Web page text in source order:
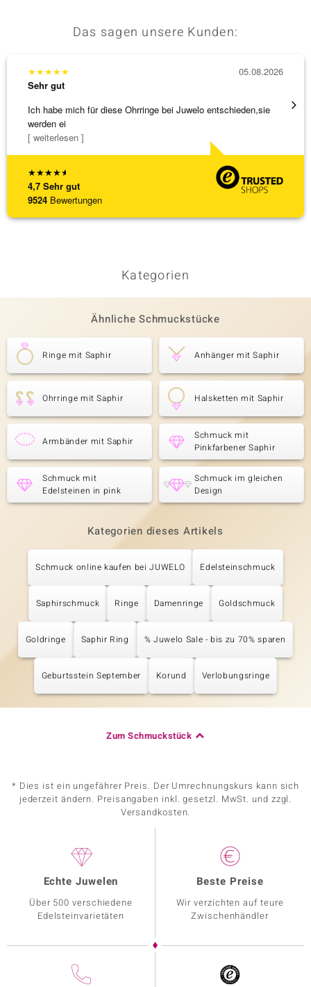
Das sagen unsere Kunden:
★★★★★
4,7 Sehr gut
9524 Bewertungen
★★★★★
Sehr gut
Ich habe mich für diese Ohrringe bei Juwelo entschieden,sie
werden ei
[ weiterlesen ]
05.08.2026
Kategorien
Ähnliche Schmuckstücke
Ringe mit Saphir Anhänger mit Saphir
Ohrringe mit Saphir Halsketten mit Saphir
Armbänder mit Saphir
Schmuck mit
Pinkfarbener Saphir
Schmuck mit
Edelsteinen in pink
Schmuck im gleichen
Design
Kategorien dieses Artikels
Schmuck online kaufen bei JUWELO Edelsteinschmuck
Saphirschmuck Ringe Damenringe Goldschmuck
Goldringe Saphir Ring % Juwelo Sale - bis zu 70% sparen
Geburtsstein September Korund Verlobungsringe
Zum Schmuckstück
* Dies ist ein ungefährer Preis. Der Umrechnungskurs kann sich
jederzeit ändern. Preisangaben inkl. gesetzl. MwSt. und zzgl.
Versandkosten.
Echte Juwelen
Über 500 verschiedene
Edelsteinvarietäten
Beste Preise
Wir verzichten auf teure
Zwischenhändler